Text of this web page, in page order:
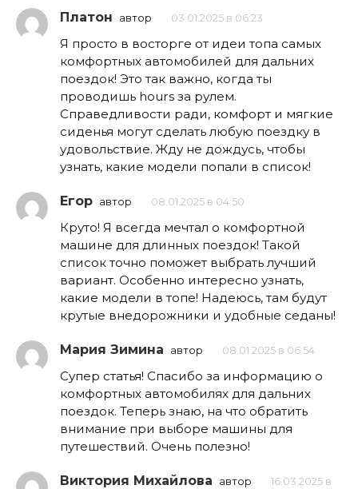
Платон автор 03.01.2025 в 06:23
Я просто в восторге от идеи топа самых
комфортных автомобилей для дальних
поездок! Это так важно, когда ты
проводишь hours за рулем.
Справедливости ради, комфорт и мягкие
сиденья могут сделать любую поездку в
удовольствие. Жду не дождусь, чтобы
узнать, какие модели попали в список!
Егор автор 08.01.2025 в 04:50
Круто! Я всегда мечтал о комфортной
машине для длинных поездок! Такой
список точно поможет выбрать лучший
вариант. Особенно интересно узнать,
какие модели в топе! Надеюсь, там будут
крутые внедорожники и удобные седаны!
Мария Зимина автор 08.01.2025 в 06:54
Супер статья! Спасибо за информацию о
комфортных автомобилях для дальних
поездок. Теперь знаю, на что обратить
внимание при выборе машины для
путешествий. Очень полезно!
Виктория Михайлова автор
16.03.2025 в